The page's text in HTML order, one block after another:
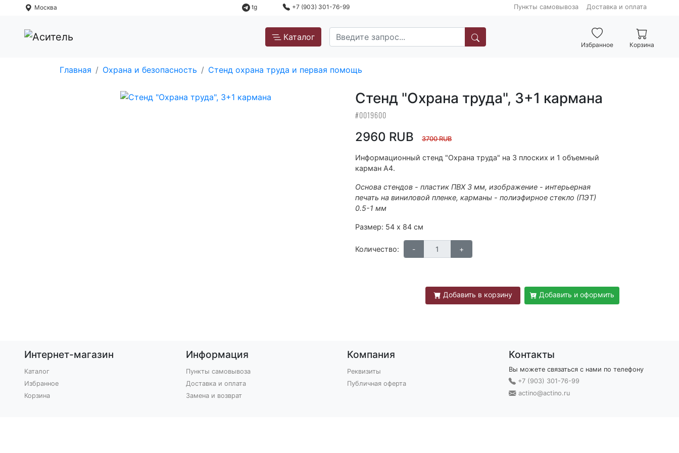
Москва tg +7 (903) 301-76-99 Пункты самовывоза Доставка и оплата
Каталог
Избранное Корзина
Главная Охрана и безопасность Стенд охрана труда и первая помощь
Стенд "Охрана труда", 3+1 кармана
#0019600
2960 RUB 3700 RUB
Информационный стенд "Охрана труда" на 3 плоских и 1 объемный
карман А4.
Основа стендов - пластик ПВХ 3 мм, изображение - интерьерная
печать на виниловой пленке, карманы - полиэфирное стекло (ПЭТ)
0.5-1 мм
Размер: 54 х 84 см
Количество:
Добавить в корзину Добавить и оформить
Интернет-магазин
Каталог
Избранное
Корзина
Информация
Пункты самовывоза
Доставка и оплата
Замена и возврат
Компания
Реквизиты
Публичная оферта
Контакты
Вы можете связаться с нами по телефону
+7 (903) 301-76-99
actino@actino.ru